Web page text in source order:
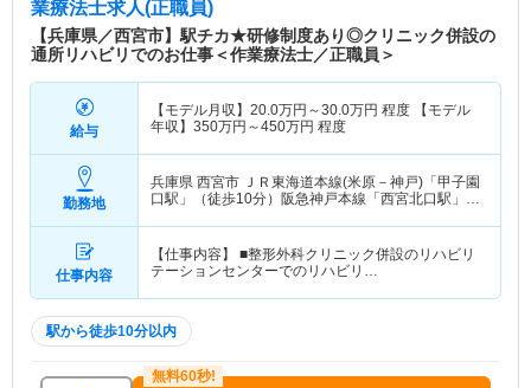
業療法士求人(正職員)
【兵庫県／西宮市】駅チカ★研修制度あり◎クリニック併設の
通所リハビリでのお仕事＜作業療法士／正職員＞
給与
【モデル月収】 20.0万円～30.0万円 程度 【モデル
年収】 350万円～450万円 程度
勤務地
兵庫県 西宮市 ＪＲ東海道本線(米原－神戸)「甲子園
口駅」（徒歩10分）阪急神戸本線「西宮北口駅」
仕事内容
【仕事内容】 ■整形外科クリニック併設のリハビリ
テーションセンターでのリハビリ…
駅から徒歩10分以内